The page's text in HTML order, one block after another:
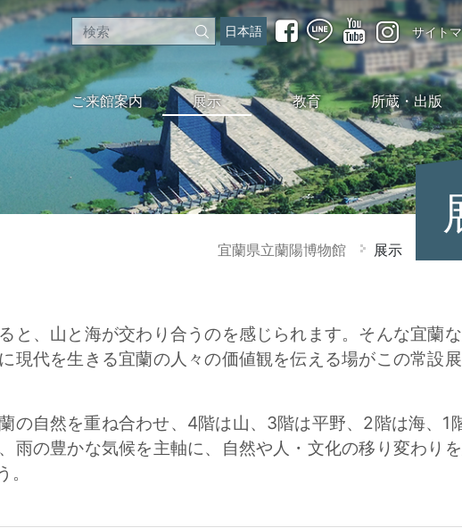
日本語 サイト
ご来館案内 展示 教育 所蔵・出版
宜蘭県立蘭陽博物館 展示
と、山と海が交わり合うのを感じられます。そんな宜蘭
現代を生きる宜蘭の人々の価値観を伝える場がこの常設
の自然を重ね合わせ、4階は山、3階は平野、2階は海、1
雨の豊かな気候を主軸に、自然や人・文化の移り変わり